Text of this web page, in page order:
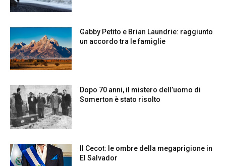
Gabby Petito e Brian Laundrie: raggiunto
un accordo tra le famiglie
Dopo 70 anni, il mistero dell’uomo di
Somerton è stato risolto
Il Cecot: le ombre della megaprigione in
El Salvador